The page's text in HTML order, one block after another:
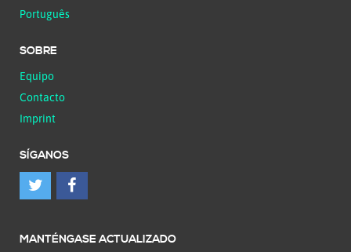
Português
SOBRE
Equipo
Contacto
Imprint
SÍGANOS
MANTÉNGASE ACTUALIZADO